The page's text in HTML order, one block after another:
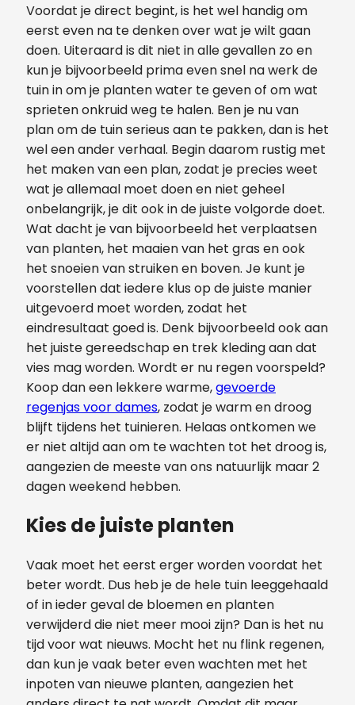
Voordat je direct begint, is het wel handig om
eerst even na te denken over wat je wilt gaan
doen. Uiteraard is dit niet in alle gevallen zo en
kun je bijvoorbeeld prima even snel na werk de
tuin in om je planten water te geven of om wat
sprieten onkruid weg te halen. Ben je nu van
plan om de tuin serieus aan te pakken, dan is het
wel een ander verhaal. Begin daarom rustig met
het maken van een plan, zodat je precies weet
wat je allemaal moet doen en niet geheel
onbelangrijk, je dit ook in de juiste volgorde doet.
Wat dacht je van bijvoorbeeld het verplaatsen
van planten, het maaien van het gras en ook
het snoeien van struiken en boven. Je kunt je
voorstellen dat iedere klus op de juiste manier
uitgevoerd moet worden, zodat het
eindresultaat goed is. Denk bijvoorbeeld ook aan
het juiste gereedschap en trek kleding aan dat
vies mag worden. Wordt er nu regen voorspeld?
Koop dan een lekkere warme,gevoerde
regenjas voor dames, zodat je warm en droog
blijft tijdens het tuinieren. Helaas ontkomen we
er niet altijd aan om te wachten tot het droog is,
aangezien de meeste van ons natuurlijk maar 2
dagen weekend hebben.
Kies de juiste planten
Vaak moet het eerst erger worden voordat het
beter wordt. Dus heb je de hele tuin leeggehaald
of in ieder geval de bloemen en planten
verwijderd die niet meer mooi zijn? Dan is het nu
tijd voor wat nieuws. Mocht het nu flink regenen,
dan kun je vaak beter even wachten met het
inpoten van nieuwe planten, aangezien het